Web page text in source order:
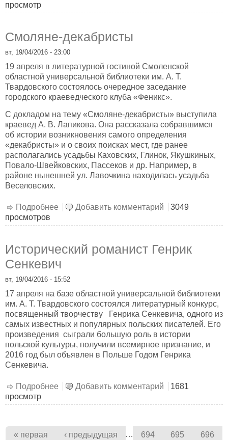
просмотр
Смоляне-декабристы
вт, 19/04/2016 - 23:00
19 апреля в литературной гостиной Смоленской
областной универсальной библиотеки им. А. Т.
Твардовского состоялось очередное заседание
городского краеведческого клуба «Феникс».
С докладом на тему «Смоляне-декабристы» выступила
краевед А. В. Лапикова. Она рассказала собравшимся
об истории возникновения самого определения
«декабристы» и о своих поисках мест, где ранее
располагались усадьбы Каховских, Глинок, Якушкиных,
Повало-Швейковских, Пассеков и др. Например, в
районе нынешней ул. Лавочкина находилась усадьба
Веселовских.
Подробнее о Смоляне-декабристы
Добавить комментарий
3049
просмотров
Исторический романист Генрик
Сенкевич
вт, 19/04/2016 - 15:52
17 апреля на базе областной универсальной библиотеки
им. А. Т. Твардовского состоялся литературный конкурс,
посвященный творчеству Генрика Сенкевича, одного из
самых известных и популярных польских писателей. Его
произведения сыграли большую роль в истории
польской культуры, получили всемирное признание, и
2016 год был объявлен в Польше Годом Генрика
Сенкевича.
Подробнее о Исторический романист Генрик Сенкевич
Добавить комментарий
1681
просмотр
Страницы
« первая ‹ предыдущая … 694 695
696